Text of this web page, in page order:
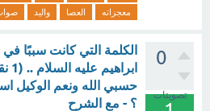
معجزاته
العصا واليد
0
تصويتات
الكلمة التي كانت سببًا في
حسبي الله ونعم الوكيل
؟ - مع الشرح